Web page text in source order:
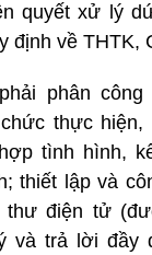
quyết xử lý
định về THTK,
phân công
thực hiện,
tình hình,
thiết lập và
thư điện tử
và trả lời đầy